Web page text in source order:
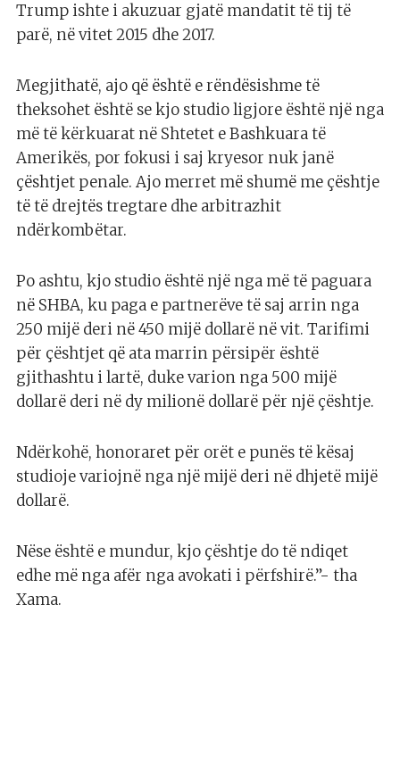
Trump ishte i akuzuar gjatë mandatit të tij të
parë, në vitet 2015 dhe 2017.
Megjithatë, ajo që është e rëndësishme të
theksohet është se kjo studio ligjore është një nga
më të kërkuarat në Shtetet e Bashkuara të
Amerikës, por fokusi i saj kryesor nuk janë
çështjet penale. Ajo merret më shumë me çështje
të të drejtës tregtare dhe arbitrazhit
ndërkombëtar.
Po ashtu, kjo studio është një nga më të paguara
në SHBA, ku paga e partnerëve të saj arrin nga
250 mijë deri në 450 mijë dollarë në vit. Tarifimi
për çështjet që ata marrin përsipër është
gjithashtu i lartë, duke varion nga 500 mijë
dollarë deri në dy milionë dollarë për një çështje.
Ndërkohë, honoraret për orët e punës të kësaj
studioje variojnë nga një mijë deri në dhjetë mijë
dollarë.
Nëse është e mundur, kjo çështje do të ndiqet
edhe më nga afër nga avokati i përfshirë.”- tha
Xama.